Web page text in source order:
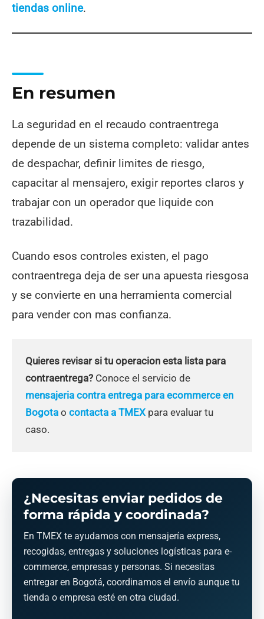
tiendas online.
En resumen
La seguridad en el recaudo contraentrega
depende de un sistema completo: validar antes
de despachar, definir limites de riesgo,
capacitar al mensajero, exigir reportes claros y
trabajar con un operador que liquide con
trazabilidad.
Cuando esos controles existen, el pago
contraentrega deja de ser una apuesta riesgosa
y se convierte en una herramienta comercial
para vender con mas confianza.
Quieres revisar si tu operacion esta lista para
contraentrega? Conoce el servicio de
mensajeria contra entrega para ecommerce en
Bogota ocontacta a TMEX para evaluar tu
caso.
¿Necesitas enviar pedidos de
forma rápida y coordinada?
En TMEX te ayudamos con mensajería express,
recogidas, entregas y soluciones logísticas para e-
commerce, empresas y personas. Si necesitas
entregar en Bogotá, coordinamos el envío aunque tu
tienda o empresa esté en otra ciudad.